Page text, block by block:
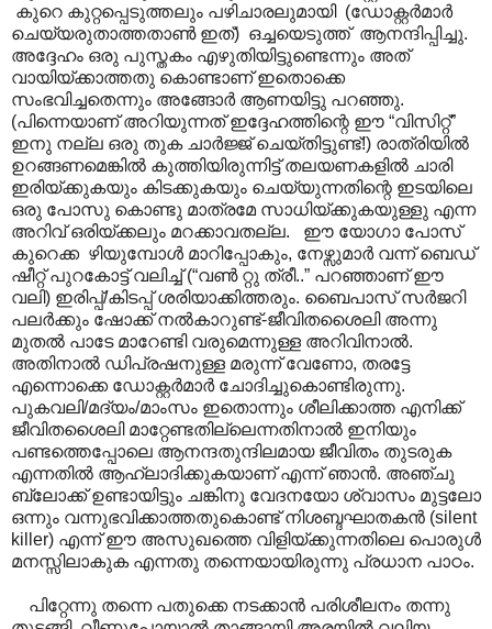
കുറെ കുറ്റപ്പെടുത്തലും പഴിചാരലുമായി (ഡോക്റ്റർമാർ
ചെയ്യരുതാത്തതാൺ ഇത്) ഒച്ചയെടുത്ത് ആനന്ദിപ്പിച്ചു.
അദ്ദേഹം ഒരു പുസ്തകം എഴുതിയിട്ടുണ്ടെന്നും അത്
വായിയ്ക്കാത്തതു കൊണ്ടാണ് ഇതൊക്കെ
സംഭവിച്ചതെന്നും അങ്ങോർ ആണയിട്ടു പറഞ്ഞു.
(പിന്നെയാണ് അറിയുന്നത് ഇദ്ദേഹത്തിന്റെ ഈ “വിസിറ്റ്”
ഇനു നല്ല ഒരു തുക ചാർജ്ജ് ചെയ്തിട്ടുണ്ട്!) രാത്രിയിൽ
ഉറങ്ങണമെങ്കിൽ കുത്തിയിരുന്നിട്ട് തലയണകളിൽ ചാരി
ഇരിയ്ക്കുകയും കിടക്കുകയും ചെയ്യുന്നതിന്റെ ഇടയിലെ
ഒരു പോസു കൊണ്ടു മാത്രമേ സാധിയ്ക്കുകയുള്ളു എന്ന
അറിവ് ഒരിയ്ക്കലും മറക്കാവതല്ല. ഈ യോഗാ പോസ്
കുറെക്ക ഴിയുമ്പോൾ മാറിപ്പോകും, നേഴ്സുമാർ വന്ന് ബെഡ്
ഷീറ്റ് പുറകോട്ട് വലിച്ച് (“വൺ റ്റു ത്രീ..” പറഞ്ഞാണ് ഈ
വലി) ഇരിപ്പ്/കിടപ്പ് ശരിയാക്കിത്തരും. ബൈപാസ് സർജറി
പലർക്കും ഷോക്ക് നൽകാറുണ്ട്-ജീവിതശൈലി അന്നു
മുതൽ പാടേ മാറേണ്ടി വരുമെന്നുള്ള അറിവിനാൽ.
അതിനാൽ ഡിപ്രഷനുള്ള മരുന്ന് വേണോ, തരട്ടേ
എന്നൊക്കെ ഡോക്റ്റർമാർ ചോദിച്ചുകൊണ്ടിരുന്നു.
പുകവലി/മദ്യം/മാംസം ഇതൊന്നും ശീലിക്കാത്ത എനിക്ക്
ജീവിതശൈലി മാറ്റേണ്ടതില്ലെന്നതിനാൽ ഇനിയും
പണ്ടത്തെപ്പോലെ ആനന്ദതുന്ദിലമായ ജീവിതം തുടരുക
എന്നതിൽ ആഹ്ലാദിക്കുകയാണ് എന്ന് ഞാൻ. അഞ്ചു
ബ്ലോക്ക് ഉണ്ടായിട്ടും ചങ്കിനു വേദനയോ ശ്വാസം മുട്ടലോ
ഒന്നും വന്നുഭവിക്കാത്തതുകൊണ്ട് നിശബ്ദഘാതകൻ (silent
killer) എന്ന് ഈ അസുഖത്തെ വിളിയ്ക്കുന്നതിലെ പൊരുൾ
മനസ്സിലാകുക എന്നതു തന്നെയായിരുന്നു പ്രധാന പാഠം.
പിറ്റേന്നു തന്നെ പതുക്കെ നടക്കാൻ പരിശീലനം തന്നു